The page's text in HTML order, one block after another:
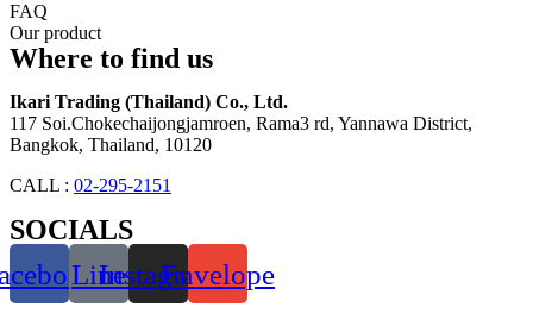
FAQ
Our product
Where to find us
Ikari Trading (Thailand) Co., Ltd.
117 Soi.Chokechaijongjamroen, Rama3 rd, Yannawa District,
Bangkok, Thailand, 10120
CALL : 02-295-2151
SOCIALS
LineInstagramEnvelope